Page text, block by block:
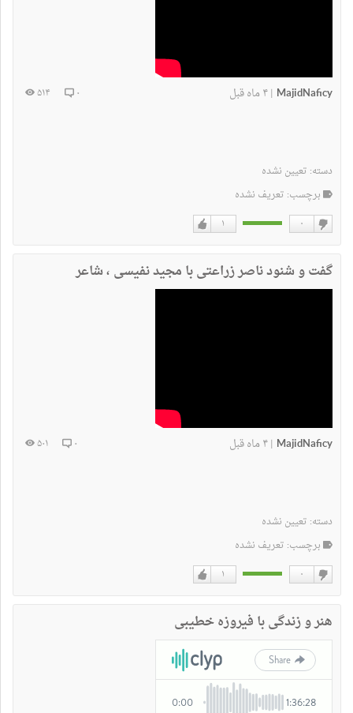
MajidNaficy
|۴ ماه قبل ۰ ۵۱۴
دسته: تعیین نشده
برچسب: تعریف نشده
۱ ۰
گفت و شنود ناصر زراعتی با مجید نفیسی ، شاعر
MajidNaficy
|۴ ماه قبل ۰ ۵۰۱
دسته: تعیین نشده
برچسب: تعریف نشده
۱ ۰
هنر و زندگی با فیروزه خطیبی